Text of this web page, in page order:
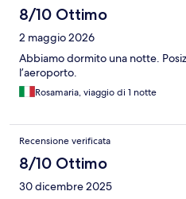
8/10 Ottimo
2 maggio 2026
Abbiamo dormito una notte.
l’aeroporto.
Rosamaria, viaggio di 1 notte
Recensione verificata
8/10 Ottimo
30 dicembre 2025